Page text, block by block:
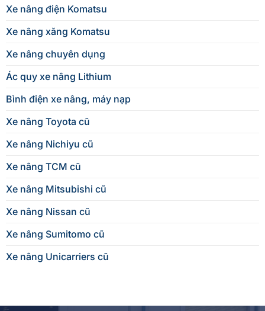
Xe nâng điện Komatsu
Xe nâng xăng Komatsu
Xe nâng chuyên dụng
Ác quy xe nâng Lithium
Bình điện xe nâng, máy nạp
Xe nâng Toyota cũ
Xe nâng Nichiyu cũ
Xe nâng TCM cũ
Xe nâng Mitsubishi cũ
Xe nâng Nissan cũ
Xe nâng Sumitomo cũ
Xe nâng Unicarriers cũ